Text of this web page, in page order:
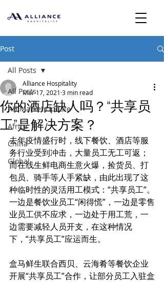
Post
All Posts
AH Market Update
Africa
China
Global
All Posts
你的酒店缺人吗？“共享员
工”是解决方案？
Alliance Hospitality
Mar 17, 2021 3 min read
去年疫情盛行时，线下餐饮、酒店等服
务行业受到冲击，大量员工无工可返；
而在线生鲜电商生意火爆，捡货员、打
包员、骑手等人手紧缺，由此出现了这
种临时性的灵活用工模式：“共享员工”。
一边是餐饮业员工“闲得慌”，一边是零售
业员工供不应求，一边处于用工荒，一
边需要减轻人员开支，在这种情况
下，“共享员工”应运而生。
盒马鲜生联合西贝、云海肴等餐饮企业
开展“共享员工”合作，让部分员工入驻盒